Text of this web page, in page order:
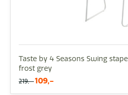
Taste by 4 Seasons Swing
frost grey
219,- 109,-